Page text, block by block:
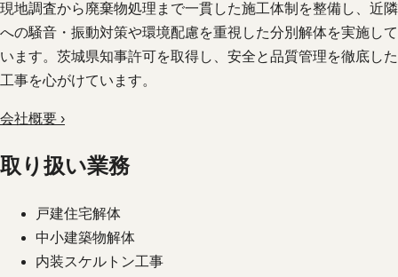
現地調査から廃棄物処理まで一貫した施工体制を整備し、近隣
への騒音・振動対策や環境配慮を重視した分別解体を実施して
います。茨城県知事許可を取得し、安全と品質管理を徹底した
工事を心がけています。
会社概要 ›
取り扱い業務
戸建住宅解体
中小建築物解体
内装スケルトン工事